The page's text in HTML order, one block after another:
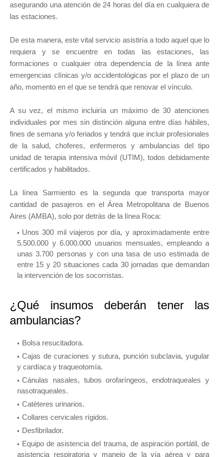
asegurando una atención de 24 horas del día en cualquiera de
las estaciones.
De esta manera, este vital servicio asistiría a todo aquel que lo
requiera y se encuentre en todas las estaciones, las
formaciones o cualquier otra dependencia de la línea ante
emergencias clínicas y/o accidentológicas por el plazo de un
año, momento en el que se tendrá que renovar el vínculo.
A su vez, el mismo incluiría un máximo de 30 atenciones
individuales por mes sin distinción alguna entre días hábiles,
fines de semana y/o feriados y tendrá que incluir profesionales
de la salud, choferes, enfermeros y ambulancias del tipo
unidad de terapia intensiva móvil (UTIM), todos debidamente
certificados y habilitados.
La línea Sarmiento es la segunda que transporta mayor
cantidad de pasajeros en el Área Metropolitana de Buenos
Aires (AMBA), solo por detrás de la línea Roca:
Unos 300 mil viajeros por día, y aproximadamente entre
5.500.000 y 6.000.000 usuarios mensuales, empleando a
unas 3.700 personas y con una tasa de uso estimada de
entre 15 y 20 situaciones cada 30 jornadas que demandan
la intervención de los socorristas.
¿Qué insumos deberán tener las
ambulancias?
Bolsa resucitadora.
Cajas de curaciones y sutura, punción subclavia, yugular
y cardíaca y traqueotomía.
Cánulas nasales, tubos orofaríngeos, endotraqueales y
nasotraqueales.
Catéteres urinarios.
Collares cervicales rígidos.
Desfibrilador.
Equipo de asistencia del trauma, de aspiración portátil, de
asistencia respiratoria y manejo de la vía aérea y para